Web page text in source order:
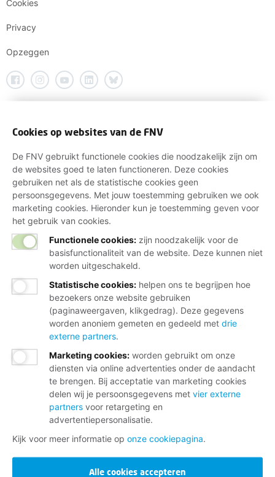
Cookies
Privacy
Opzeggen
Cookies op websites van de FNV
De FNV gebruikt functionele cookies die noodzakelijk zijn om
de websites goed te laten functioneren. Deze cookies
gebruiken net als de statistische cookies geen
persoonsgegevens. Met jouw toestemming gebruiken we ook
marketing cookies. Hieronder kun je toestemming geven voor
het gebruik van cookies.
Functionele cookies: zijn noodzakelijk voor de
basisfunctionaliteit van de website. Deze kunnen niet
worden uitgeschakeld.
Statistische cookies: helpen ons te begrijpen hoe
bezoekers onze website gebruiken
(paginaweergaven, klikgedrag). Deze gegevens
worden anoniem gemeten en gedeeld met drie
externe partners.
Marketing cookies: worden gebruikt om onze
diensten via online advertenties onder de aandacht
te brengen. Bij acceptatie van marketing cookies
delen wij je persoonsgegevens met vier externe
partners voor retargeting en
advertentiepersonalisatie.
Kijk voor meer informatie op onze cookiepagina.
Alle cookies accepteren